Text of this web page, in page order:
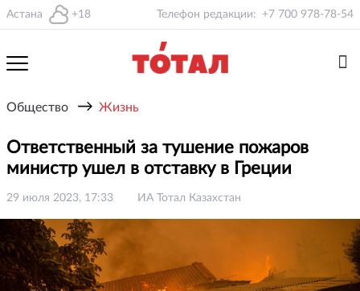
Астана +18 Телефон редакции: +7 700 978-78-54
Общество → Жизнь
Ответственный за тушение пожаров
министр ушел в отставку в Греции
29 июля 2023, 17:33 ИА Тотал Казахстан